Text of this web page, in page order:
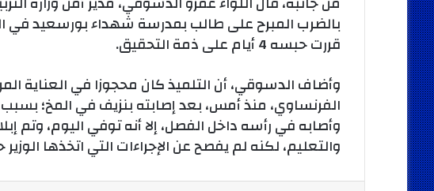
بالضرب المبرح على طالب بمدرسة شهداء بورسعيد في
قررت حبسه 4 أيام على ذمة التحقيق.
وأضاف الدسوقي، أن التلميذ كان محجوزا في العناية
الفرنساوي، منذ أمس، بعد إصابته بنزيف في المخ؛
وأصابه في رأسه داخل الفصل، إلا أنه توفي اليوم، وتم
والتعليم، لكنه لم يفصح عن الإجراءات التي اتخذها